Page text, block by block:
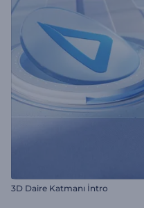
3D Daire Katmanı İntro